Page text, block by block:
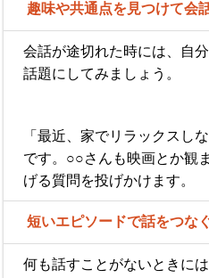
趣味や共通点を見つけて会
会話が途切れた時には、自
話題にしてみましょう。
「最近、家でリラックスし
です。○○さんも映画とか観
げる質問を投げかけます。
短いエピソードで話をつな
何も話すことがないときに